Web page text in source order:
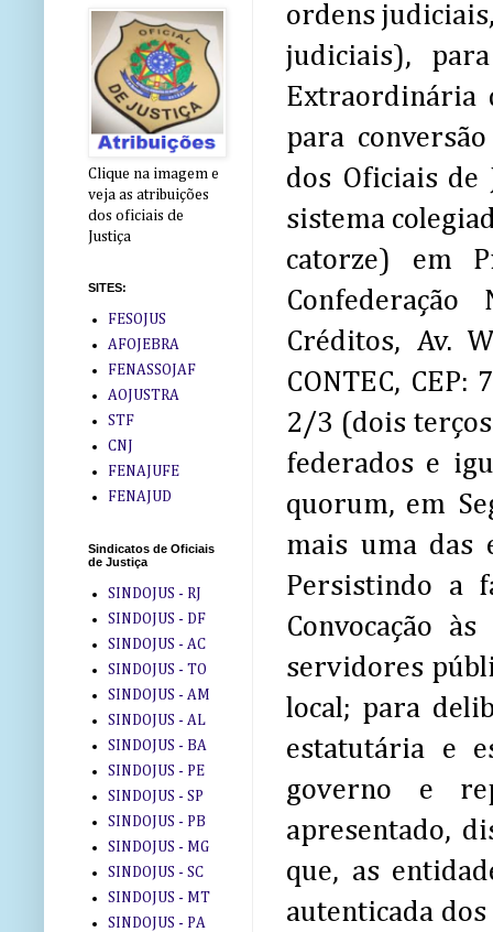
ordens
judiciais),
Extraordinária
para
dos Oficiais de
sistema
catorze) em
Créditos, Av.
CONTEC,
2/3 (dois
federados e
quorum, em
mais uma das
Persistindo a
Convocação
servidores
local; para
estatutária e
governo e
apresentado,
que, as
autenticada dos
Clique na imagem e
veja as atribuições
dos oficiais de
Justiça
SITES:
FESOJUS
AFOJEBRA
FENASSOJAF
AOJUSTRA
STF
CNJ
FENAJUFE
FENAJUD
Sindicatos de Oficiais
de Justiça
SINDOJUS - RJ
SINDOJUS - DF
SINDOJUS - AC
SINDOJUS - TO
SINDOJUS - AM
SINDOJUS - AL
SINDOJUS - BA
SINDOJUS - PE
SINDOJUS - SP
SINDOJUS - PB
SINDOJUS - MG
SINDOJUS - SC
SINDOJUS - MT
SINDOJUS - PA